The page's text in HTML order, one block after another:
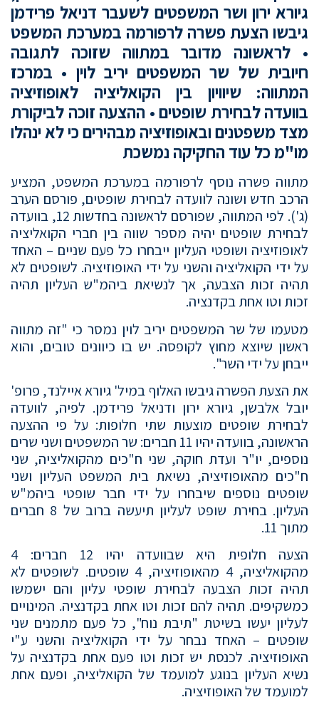
גיורא ירון ושר המשפטים לשעבר דניאל פרידמן
גיבשו הצעת פשרה לרפורמה במערכת המשפט
• לראשונה מדובר במתווה שזוכה לתגובה
חיובית של שר המשפטים יריב לוין • במרכז
המתווה: שיוויון בין הקואליציה לאופוזיציה
בוועדה לבחירת שופטים • ההצעה זוכה לביקורת
מצד משפטנים ובאופוזיציה מבהירים כי לא ינהלו
מו"מ כל עוד החקיקה נמשכת
מתווה פשרה נוסף לרפורמה במערכת המשפט, המציע
הרכב חדש ושונה לוועדה לבחירת שופטים, פורסם הערב
(ג'). לפי המתווה, שפורסם לראשונה בחדשות 12, בוועדה
לבחירת שופטים יהיה מספר שווה בין חברי הקואליציה
לאופוזיציה ושופטי העליון ייבחרו כל פעם שניים – האחד
על ידי הקואליציה והשני על ידי האופוזיציה. לשופטים לא
תהיה זכות הצבעה, אך לנשיאת ביהמ"ש העליון תהיה
זכות וטו אחת בקדנציה.
מטעמו של שר המשפטים יריב לוין נמסר כי "זה מתווה
ראשון שיוצא מחוץ לקופסה. יש בו כיוונים טובים, והוא
ייבחן על ידי השר".
את הצעת הפשרה גיבשו האלוף במיל' גיורא איילנד, פרופ'
יובל אלבשן, גיורא ירון ודניאל פרידמן. לפיה, לוועדה
לבחירת שופטים מוצעות שתי חלופות: על פי ההצעה
הראשונה, בוועדה יהיו 11 חברים: שר המשפטים ושני שרים
נוספים, יו"ר ועדת חוקה, שני ח"כים מהקואליציה, שני
ח"כים מהאופוזיציה, נשיאת בית המשפט העליון ושני
שופטים נוספים שיבחרו על ידי חבר שופטי ביהמ"ש
העליון. בחירת שופט לעליון תיעשה ברוב של 8 חברים
מתוך 11.
הצעה חלופית היא שבוועדה יהיו 12 חברים: 4
מהקואליציה, 4 מהאופוזיציה, 4 שופטים. לשופטים לא
תהיה זכות הצבעה לבחירת שופטי עליון והם ישמשו
כמשקיפים. תהיה להם זכות וטו אחת בקדנציה. המינויים
לעליון יעשו בשיטת "תיבת נוח", כל פעם מתמנים שני
שופטים – האחד נבחר על ידי הקואליציה והשני ע"י
האופוזיציה. לכנסת יש זכות וטו פעם אחת בקדנציה על
נשיא העליון בנוגע למועמד של הקואליציה, ופעם אחת
למועמד של האופוזיציה.